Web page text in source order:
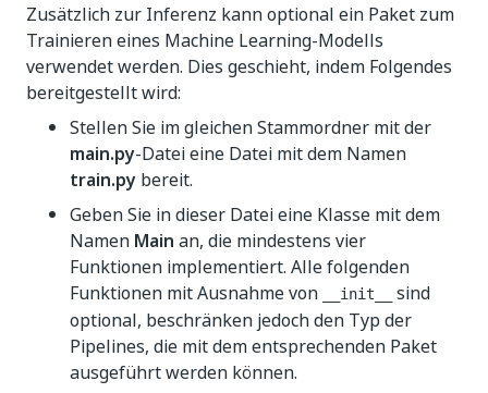
Zusätzlich zur Inferenz kann optional ein Paket zum
Trainieren eines Machine Learning-Modells
verwendet werden. Dies geschieht, indem Folgendes
bereitgestellt wird:
Stellen Sie im gleichen Stammordner mit der
main.py-Datei eine Datei mit dem Namen
train.py bereit.
Geben Sie in dieser Datei eine Klasse mit dem
Namen Main an, die mindestens vier
Funktionen implementiert. Alle folgenden
Funktionen mit Ausnahme von
__init__
sind
optional, beschränken jedoch den Typ der
Pipelines, die mit dem entsprechenden Paket
ausgeführt werden können.